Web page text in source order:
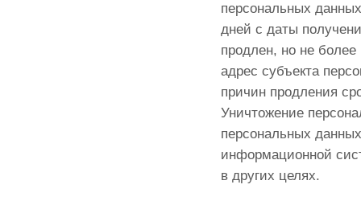
персональных
дней с даты
продлен, но не
адрес субъекта
причин продления
Уничтожение
персональных
информационной
в других целях.